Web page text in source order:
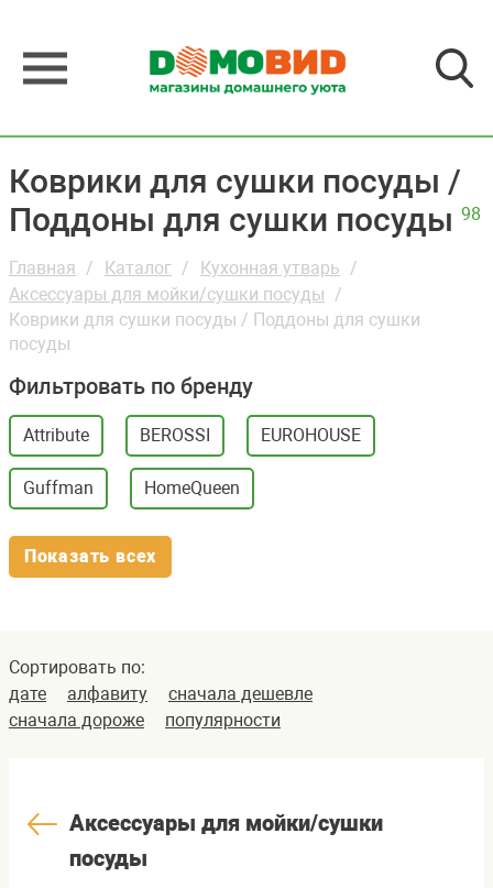
Коврики для сушки посуды /
Поддоны для сушки посуды 98
Главная Каталог
Кухонная утварь
Аксессуары для мойки/сушки посуды
Коврики для сушки посуды / Поддоны для сушки
посуды
Фильтровать по бренду
Attribute BEROSSI EUROHOUSE
Guffman HomeQueen
Показать всех
Сортировать по:
дате
алфавиту
сначала дешевле
сначала дороже
популярности
Аксессуары для мойки/сушки
посуды